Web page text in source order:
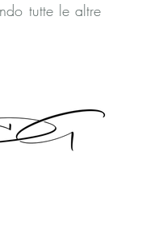
tutte le altre